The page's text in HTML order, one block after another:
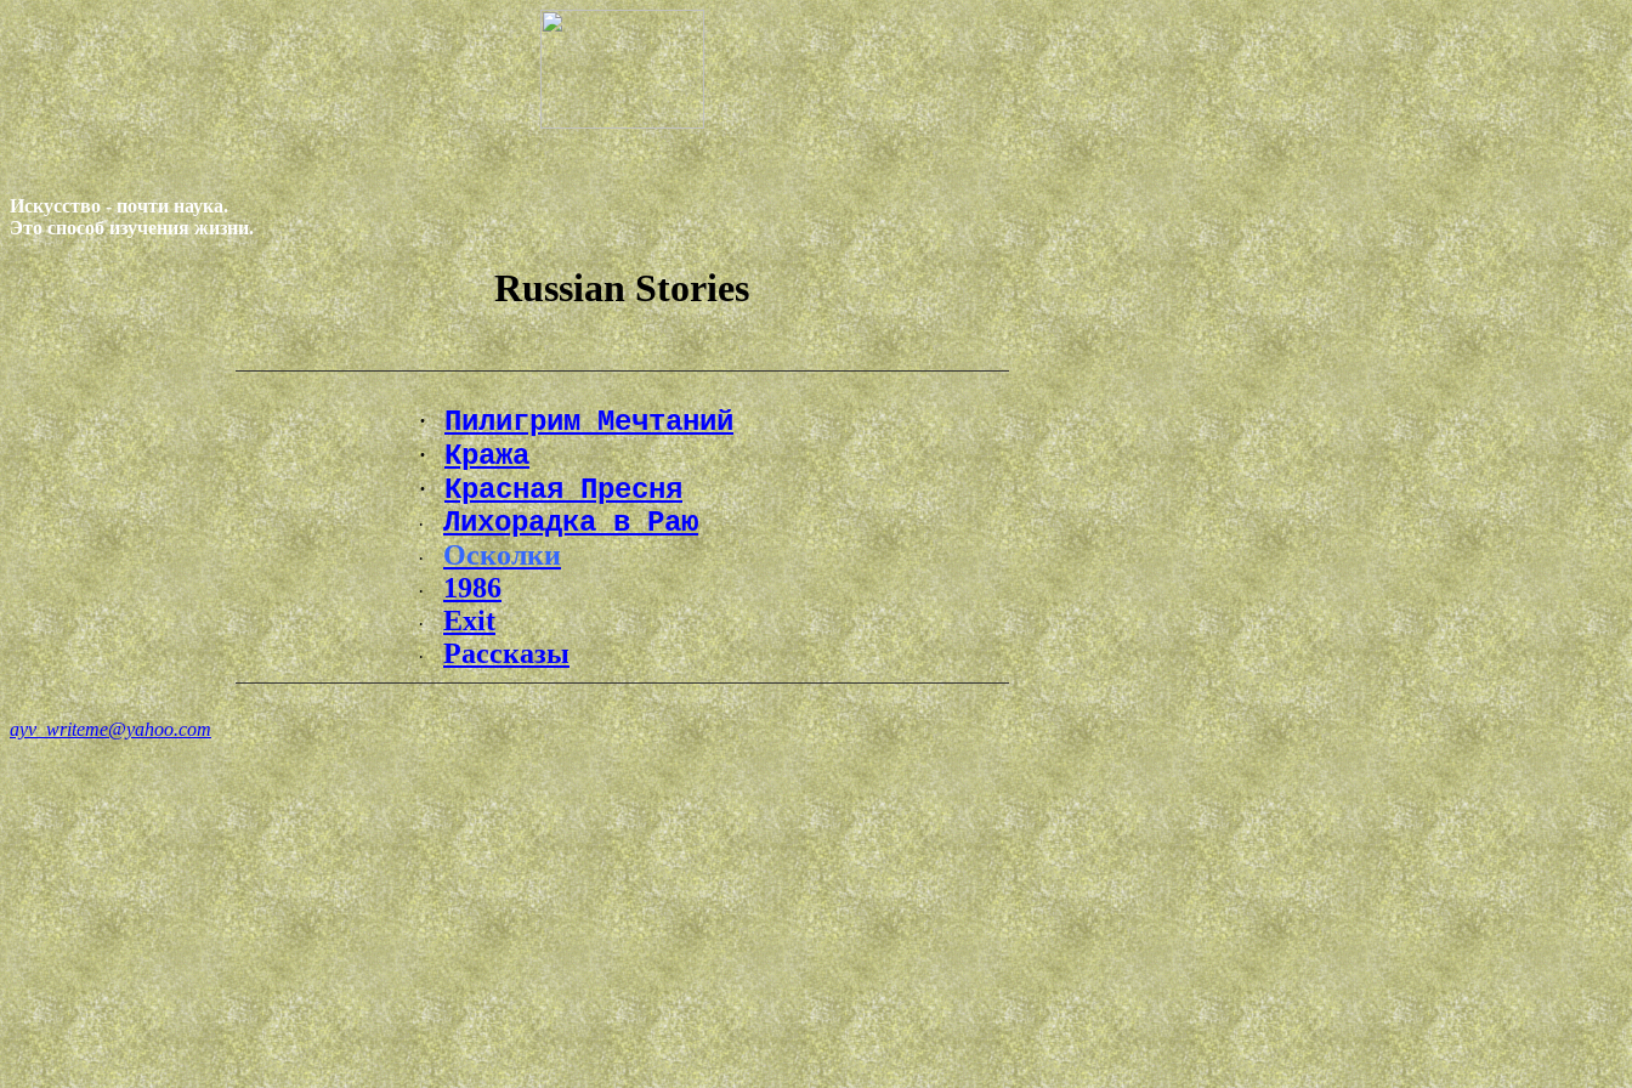
Искусство - почти наука.
Это способ изучения жизни.
Russian Stories
· Пилигрим Мечтаний
· Кража
· Красная Пресня
· Лихорадка в Раю
· Осколки
· 1986
· Exit
· Рассказы
ayv_writeme@yahoo.com